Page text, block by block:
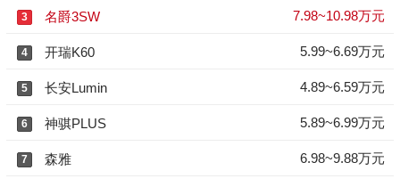
3 名爵3SW 7.98~10.98万元
4 开瑞K60 5.99~6.69万元
5 长安Lumin 4.89~6.59万元
6 神骐PLUS 5.89~6.99万元
7 森雅 6.98~9.88万元